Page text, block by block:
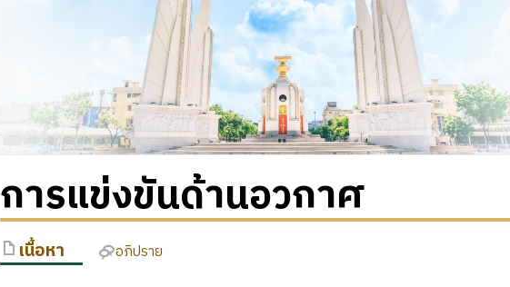
การแข่งขันด้านอวกาศ
เนื้อหา อภิปราย